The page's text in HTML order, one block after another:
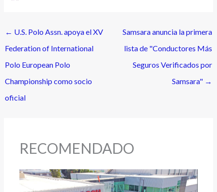
← U.S. Polo Assn. apoya el XV
Federation of International
Polo European Polo
Championship como socio
oficial
Samsara anuncia la primera
lista de "Conductores Más
Seguros Verificados por
Samsara" →
RECOMENDADO